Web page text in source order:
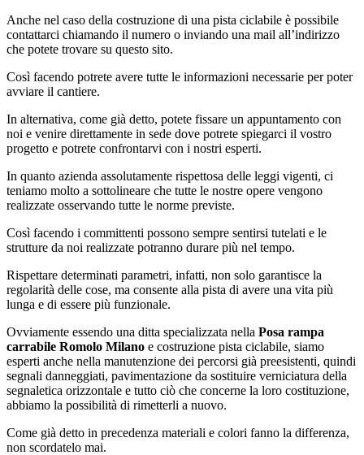
Anche nel caso della costruzione di una pista ciclabile è possibile
contattarci chiamando il numero o inviando una mail all’indirizzo
che potete trovare su questo sito.
Così facendo potrete avere tutte le informazioni necessarie per poter
avviare il cantiere.
In alternativa, come già detto, potete fissare un appuntamento con
noi e venire direttamente in sede dove potrete spiegarci il vostro
progetto e potrete confrontarvi con i nostri esperti.
In quanto azienda assolutamente rispettosa delle leggi vigenti, ci
teniamo molto a sottolineare che tutte le nostre opere vengono
realizzate osservando tutte le norme previste.
Così facendo i committenti possono sempre sentirsi tutelati e le
strutture da noi realizzate potranno durare più nel tempo.
Rispettare determinati parametri, infatti, non solo garantisce la
regolarità delle cose, ma consente alla pista di avere una vita più
lunga e di essere più funzionale.
Ovviamente essendo una ditta specializzata nella Posa rampa
carrabile Romolo Milano e costruzione pista ciclabile, siamo
esperti anche nella manutenzione dei percorsi già preesistenti, quindi
segnali danneggiati, pavimentazione da sostituire verniciatura della
segnaletica orizzontale e tutto ciò che concerne la loro costituzione,
abbiamo la possibilità di rimetterli a nuovo.
Come già detto in precedenza materiali e colori fanno la differenza,
non scordatelo mai.